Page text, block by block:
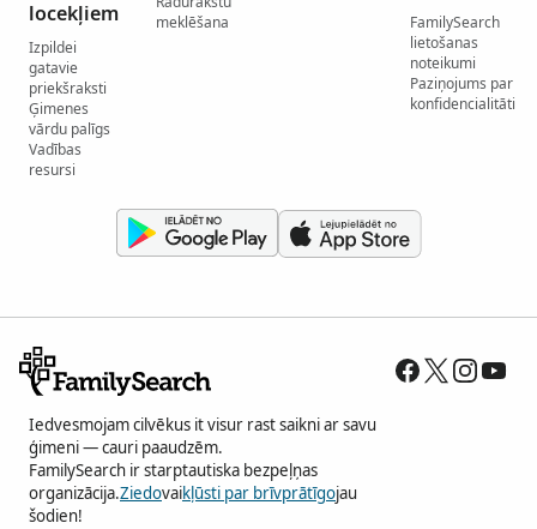
locekļiem
Izpildei
gatavie
priekšraksti
Ģimenes
vārdu palīgs
Vadības
resursi
meklēšana
FamilySearch
lietošanas
noteikumi
Paziņojums par
konfidencialitāti
Iedvesmojam cilvēkus it visur rast saikni ar savu
ģimeni — cauri paaudzēm.
FamilySearch ir starptautiska bezpeļņas
organizācija.Ziedovaikļūsti par brīvprātīgojau
šodien!